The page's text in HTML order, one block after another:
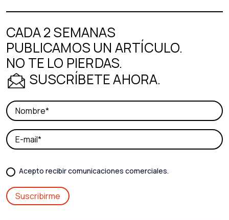
CADA 2 SEMANAS
PUBLICAMOS UN ARTÍCULO.
NO TE LO PIERDAS.
SUSCRÍBETE AHORA.
Acepto recibir comunicaciones comerciales.